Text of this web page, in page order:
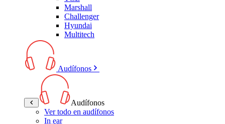
Marshall
Challenger
Hyundai
Multitech
Audífonos
Audífonos
Ver todo en audífonos
In ear